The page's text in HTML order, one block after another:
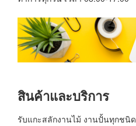
สินค้าและบริการ
รับแกะสลักงานไม้ งานปั้นทุกชนิด